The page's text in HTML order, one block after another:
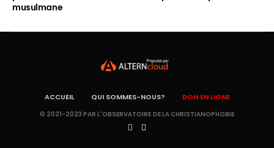
musulmane
ACCUEIL QUI SOMMES-NOUS? DON EN LIGNE
© 2021-2023 PAR L'OBSERVATOIRE DE LA CHRISTIANOPHOBIE